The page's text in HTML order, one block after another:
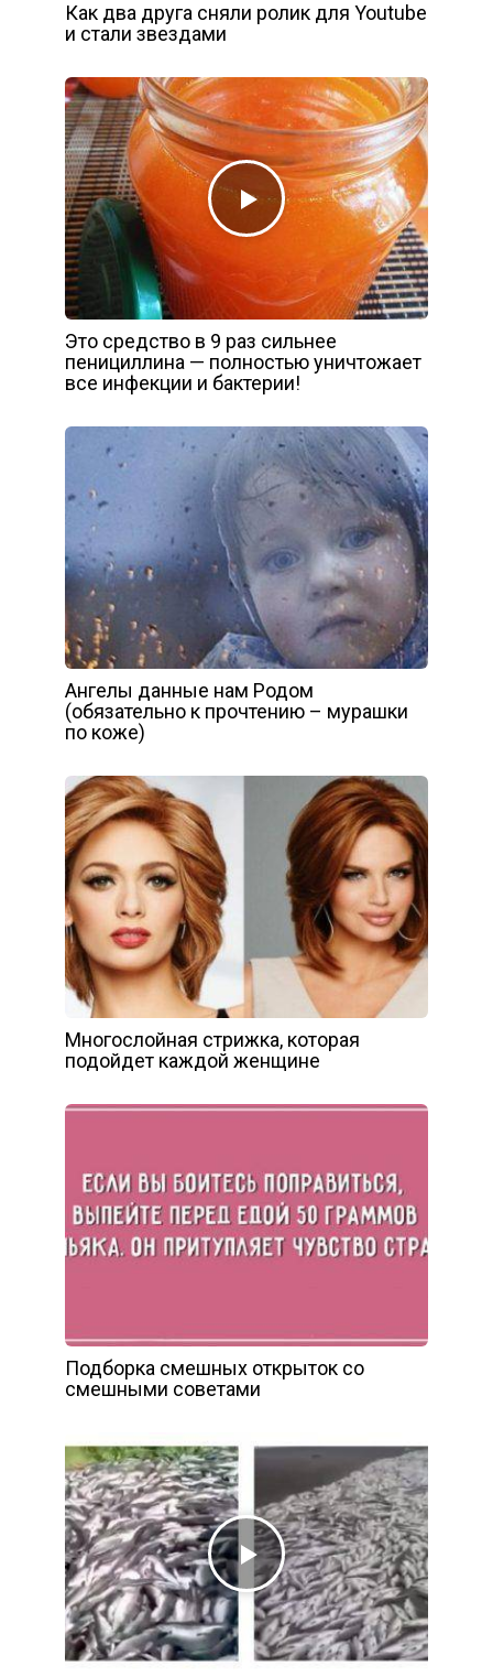
Как два друга сняли ролик для Youtube
и стали звездами
Это средство в 9 раз сильнее
пенициллина — полностью уничтожает
все инфекции и бактерии!
Ангелы данные нам Родом
(обязательно к прочтению – мурашки
по коже)
Многослойная стрижка, которая
подойдет каждой женщине
Подборка смешных открыток со
смешными советами